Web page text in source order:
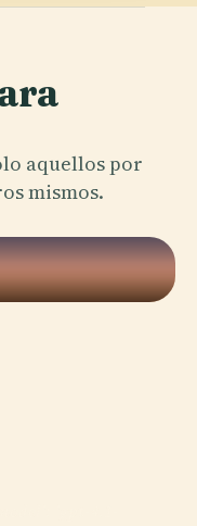
aquellos por
mismos.